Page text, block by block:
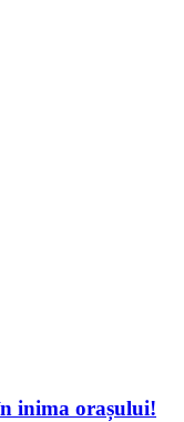
inima orașului!